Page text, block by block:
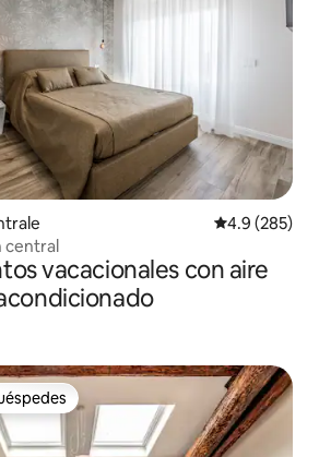
Calificación
4.9 (285)
central
vacacionales con aire
preferido